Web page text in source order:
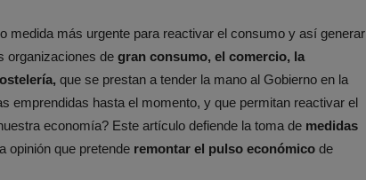
medida más urgente para reactivar el consumo y así generar
organizaciones de gran consumo, el comercio, la
que se prestan a tender la mano al Gobierno en la
emprendidas hasta el momento, y que permitan reactivar el
economía? Este artículo defiende la toma de medidas
opinión que pretende remontar el pulso económico de